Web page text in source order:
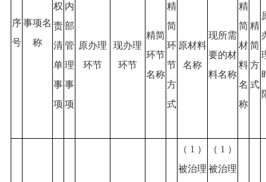
序
号
事项名
称
权
责
清
单
事
项
内
部
管
理
事
项
原办理
环节
现办理
环节
精简
环节
名称
精
简
环
节
方
式
原材料
名称
现所需
要的材
料名称
精
简
材
料
名
称
精
简
方
式
（1）
被治理
（1）
被治理